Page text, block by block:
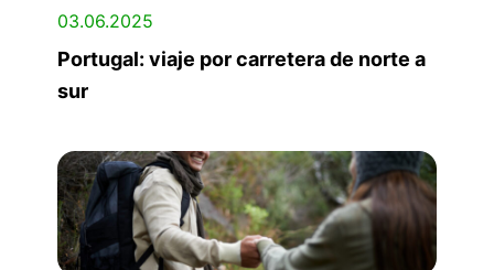
03.06.2025
Portugal: viaje por carretera de norte a
sur